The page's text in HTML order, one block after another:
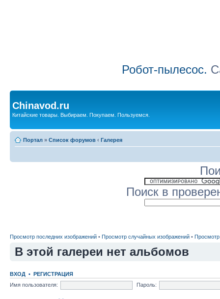
Робот-пылесос.
Chinavod.ru
Китайские товары. Выбираем. Покупаем. Пользуемся.
Портал » Список форумов ‹ Галерея
Поиск в
Просмотр последних изображений • Просмотр случайных изображений • Просмотр
В этой галереи нет альбомов
ВХОД • РЕГИСТРАЦИЯ
Имя пользователя:
Пароль: